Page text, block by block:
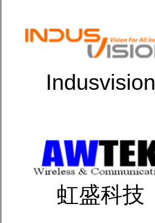
Indusvision
虹盛科技